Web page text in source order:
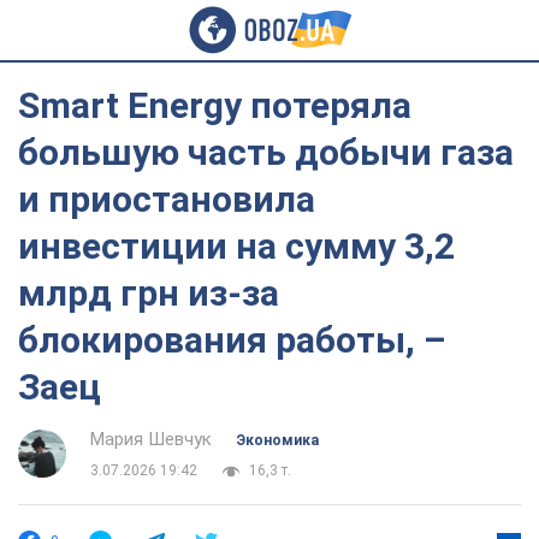
Smart Energy потеряла
большую часть добычи газа
и приостановила
инвестиции на сумму 3,2
млрд грн из-за
блокирования работы, –
Заец
Мария Шевчук
Экономика
3.07.2026 19:42
16,3 т.